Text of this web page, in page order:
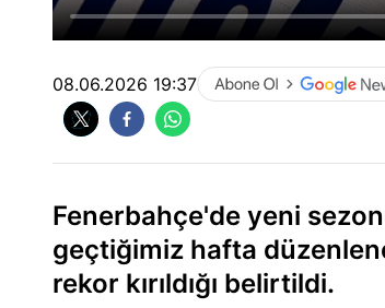
08.06.2026 19:37
Fenerbahçe'de yeni
geçtiğimiz hafta
rekor kırıldığı belirtildi.